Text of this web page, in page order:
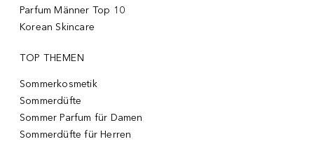
Parfum Männer Top 10
Korean Skincare
TOP THEMEN
Sommerkosmetik
Sommerdüfte
Sommer Parfum für Damen
Sommerdüfte für Herren